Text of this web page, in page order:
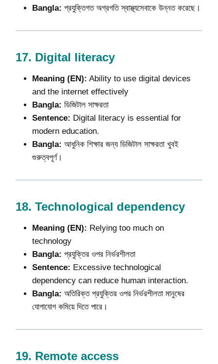
Bangla: প্রযুক্তিগত অগ্রগতি স্বাস্থ্যসেবাকে উন্নত করেছে।
17. Digital literacy
Meaning (EN): Ability to use digital devices
and the internet effectively
Bangla: ডিজিটাল সাক্ষরতা
Sentence: Digital literacy is essential for
modern education.
Bangla: আধুনিক শিক্ষার জন্য ডিজিটাল সাক্ষরতা খুবই
গুরুত্বপূর্ণ।
18. Technological dependency
Meaning (EN): Relying too much on
technology
Bangla: প্রযুক্তির ওপর নির্ভরশীলতা
Sentence: Excessive technological
dependency can reduce human interaction.
Bangla: অতিরিক্ত প্রযুক্তির ওপর নির্ভরশীলতা মানুষের
যোগাযোগ কমিয়ে দিতে পারে।
19. Remote access